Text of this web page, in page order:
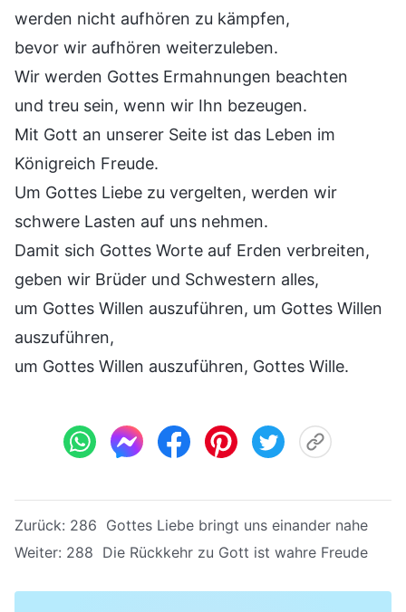
werden nicht aufhören zu kämpfen,
bevor wir aufhören weiterzuleben.
Wir werden Gottes Ermahnungen beachten
und treu sein, wenn wir Ihn bezeugen.
Mit Gott an unserer Seite ist das Leben im
Königreich Freude.
Um Gottes Liebe zu vergelten, werden wir
schwere Lasten auf uns nehmen.
Damit sich Gottes Worte auf Erden verbreiten,
geben wir Brüder und Schwestern alles,
um Gottes Willen auszuführen, um Gottes Willen
auszuführen,
um Gottes Willen auszuführen, Gottes Wille.
Zurück: 286 Gottes Liebe bringt uns einander nahe
Weiter: 288 Die Rückkehr zu Gott ist wahre Freude